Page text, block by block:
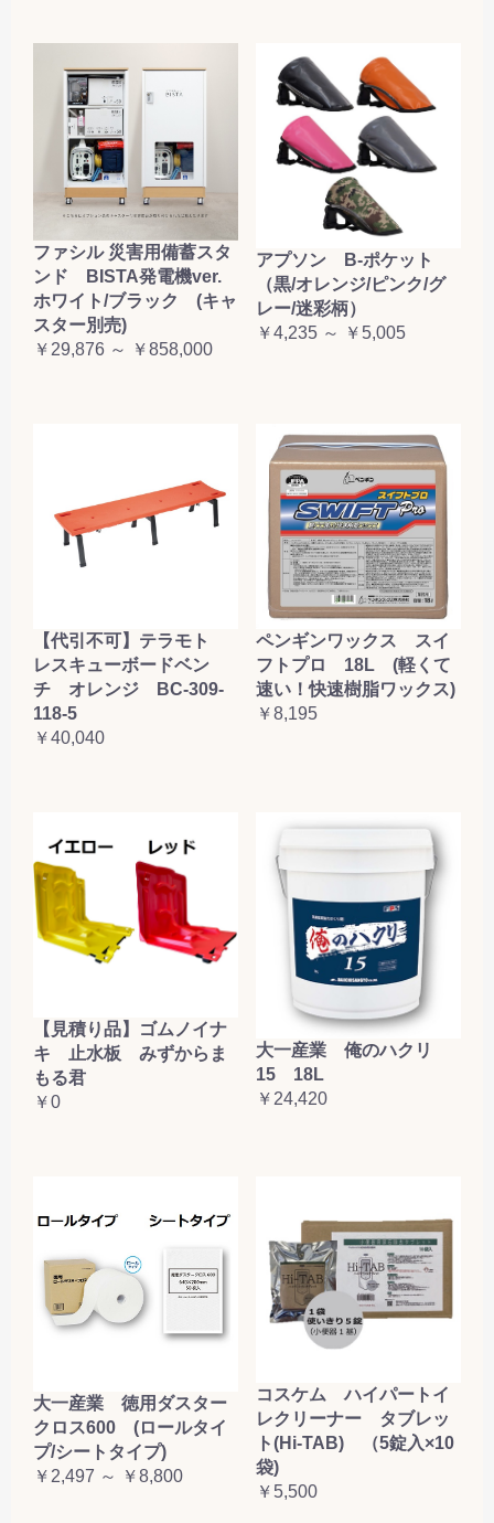
ファシル 災害用備蓄スタ
ンド BISTA発電機ver.
ホワイト/ブラック (キャ
スター別売)
￥29,876 ～ ￥858,000
アプソン B-ポケット
（黒/オレンジ/ピンク/グ
レー/迷彩柄）
￥4,235 ～ ￥5,005
【代引不可】テラモト
レスキューボードベン
チ オレンジ BC-309-
118-5
￥40,040
ペンギンワックス スイ
フトプロ 18L (軽くて
速い！快速樹脂ワックス)
￥8,195
【見積り品】ゴムノイナ
キ 止水板 みずからま
もる君
￥0
大一産業 俺のハクリ
15 18L
￥24,420
大一産業 徳用ダスター
クロス600 (ロールタイ
プ/シートタイプ)
￥2,497 ～ ￥8,800
コスケム ハイパートイ
レクリーナー タブレッ
ト(Hi-TAB) （5錠入×10
袋)
￥5,500